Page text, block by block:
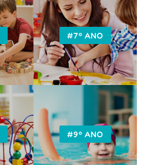
#7º ANO
#9º ANO